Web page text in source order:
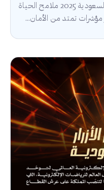
يرصد تقرير قابلية العيش في مدن السعودية 2025 ملامح الحياة
مؤشرات تمتد من الأمان...